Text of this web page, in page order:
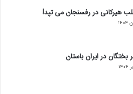
قلب هیرکانی در رفسنجان می تپد!
بختگان در ایران باستان